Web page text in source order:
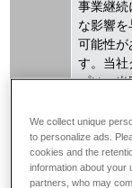
事業継続
な影響を
可能性が
す。当社
プは、米
めとする
国・地域
産・販売
有してい
We collect unique
to personalize ads.
cookies and the
information about your
partners, who may